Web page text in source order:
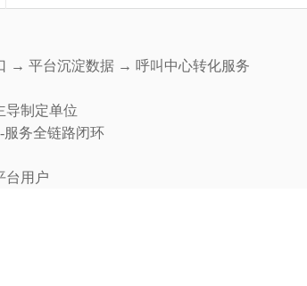
→ 平台沉淀数据 → 呼叫中心转化服务
导制定单位
服务全链路闭环
台用户